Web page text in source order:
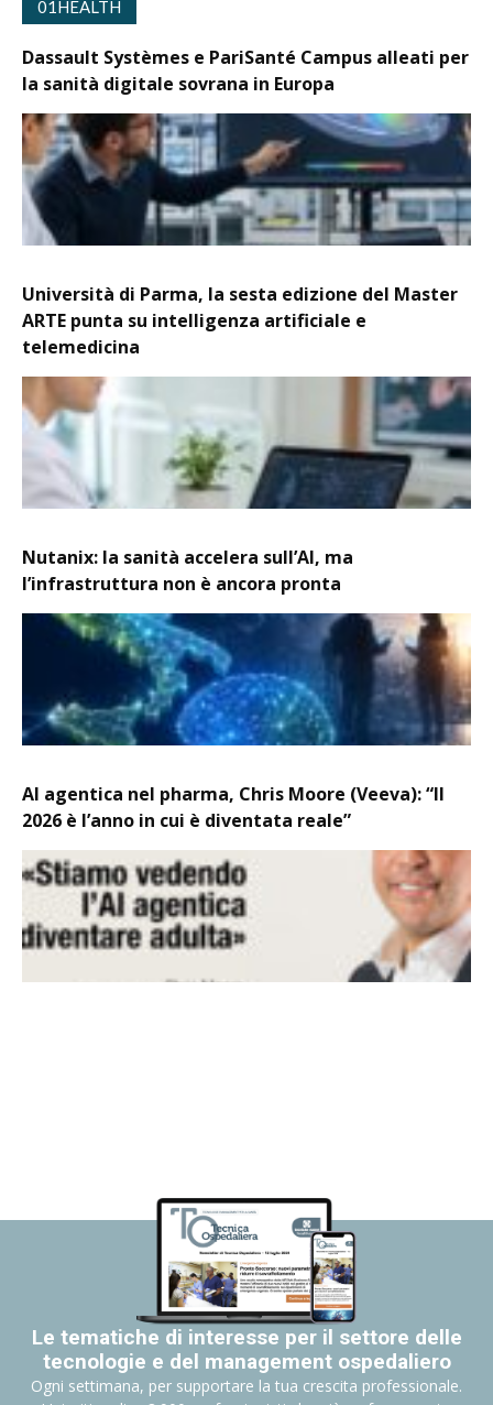
01HEALTH
Dassault Systèmes e PariSanté Campus alleati per
la sanità digitale sovrana in Europa
Università di Parma, la sesta edizione del Master
ARTE punta su intelligenza artificiale e
telemedicina
Nutanix: la sanità accelera sull’AI, ma
l’infrastruttura non è ancora pronta
AI agentica nel pharma, Chris Moore (Veeva): “Il
2026 è l’anno in cui è diventata reale”
Le tematiche di interesse per il settore delle
tecnologie e del management ospedaliero
Ogni settimana, per supportare la tua crescita professionale.